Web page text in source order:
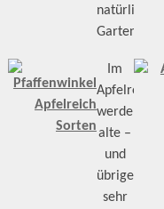
natürliche
Gartenkultur
Im
Apfelreich
werden
alte –
und
übrigens
sehr